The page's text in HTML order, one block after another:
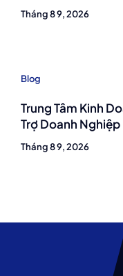
Tháng 8 9, 2026
Blog
Trung Tâm Kinh
Trợ Doanh
Tháng 8 9, 2026